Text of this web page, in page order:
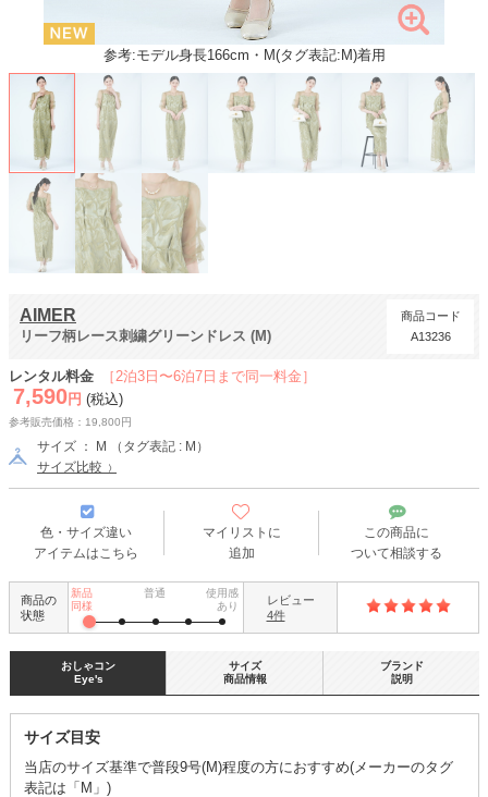
参考:モデル身長166cm・M(タグ表記:M)着用
AIMER
リーフ柄レース刺繍グリーンドレス (M)
商品コード
A13236
［2泊3日〜6泊7日まで同一料金］
レンタル料金
7,590 円 (税込)
参考販売価格：19,800円
サイズ ： M （タグ表記 : M）
サイズ比較
色・サイズ違い
アイテムはこちら
マイリストに
追加
この商品に
ついて相談する
商品の
状態
新品
同様
普通
使用感
あり
レビュー
4件
おしゃコン
Eye's
サイズ目安
当店のサイズ基準で普段9号(M)程度の方におすすめ(メーカーのタグ
表記は「M」)
サイズ
商品情報
ブランド
説明